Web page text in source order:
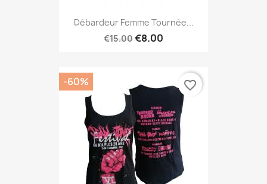
Débardeur Femme Tournée...
€15.00€8.00
-60% favorite_border